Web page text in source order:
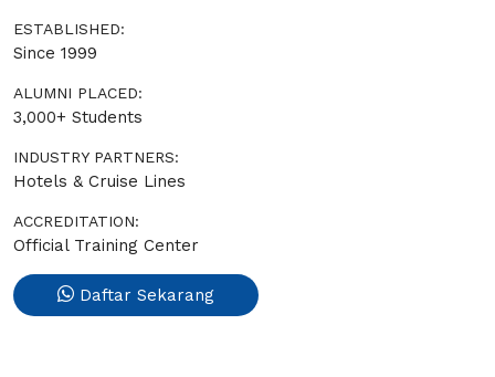
ESTABLISHED:
Since 1999
ALUMNI PLACED:
3,000+ Students
INDUSTRY PARTNERS:
Hotels & Cruise Lines
ACCREDITATION:
Official Training Center
Daftar Sekarang